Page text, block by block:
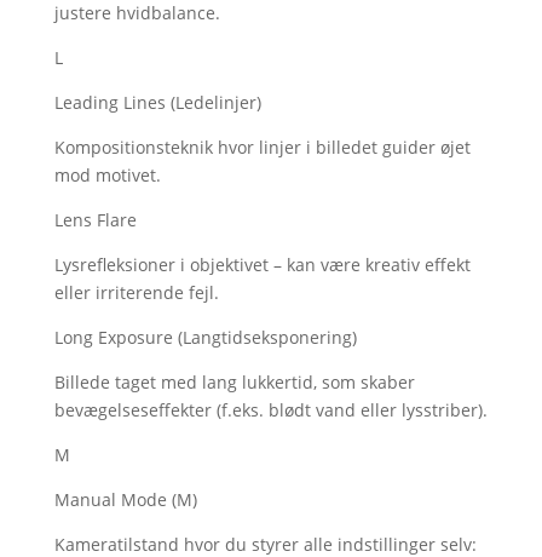
justere hvidbalance.
L
Leading Lines (Ledelinjer)
Kompositionsteknik hvor linjer i billedet guider øjet
mod motivet.
Lens Flare
Lysrefleksioner i objektivet – kan være kreativ effekt
eller irriterende fejl.
Long Exposure (Langtidseksponering)
Billede taget med lang lukkertid, som skaber
bevægelseseffekter (f.eks. blødt vand eller lysstriber).
M
Manual Mode (M)
Kameratilstand hvor du styrer alle indstillinger selv: